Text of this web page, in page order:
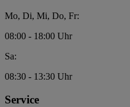
Mo, Di, Mi, Do, Fr:
08:00 - 18:00 Uhr
Sa:
08:30 - 13:30 Uhr
Service